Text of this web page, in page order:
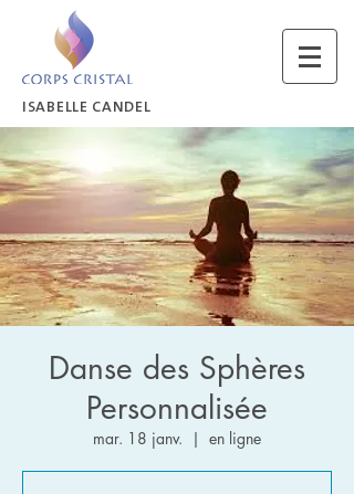
ISABELLE CANDEL
Danse des Sphères
Personnalisée
mar. 18 janv.
  |
en ligne